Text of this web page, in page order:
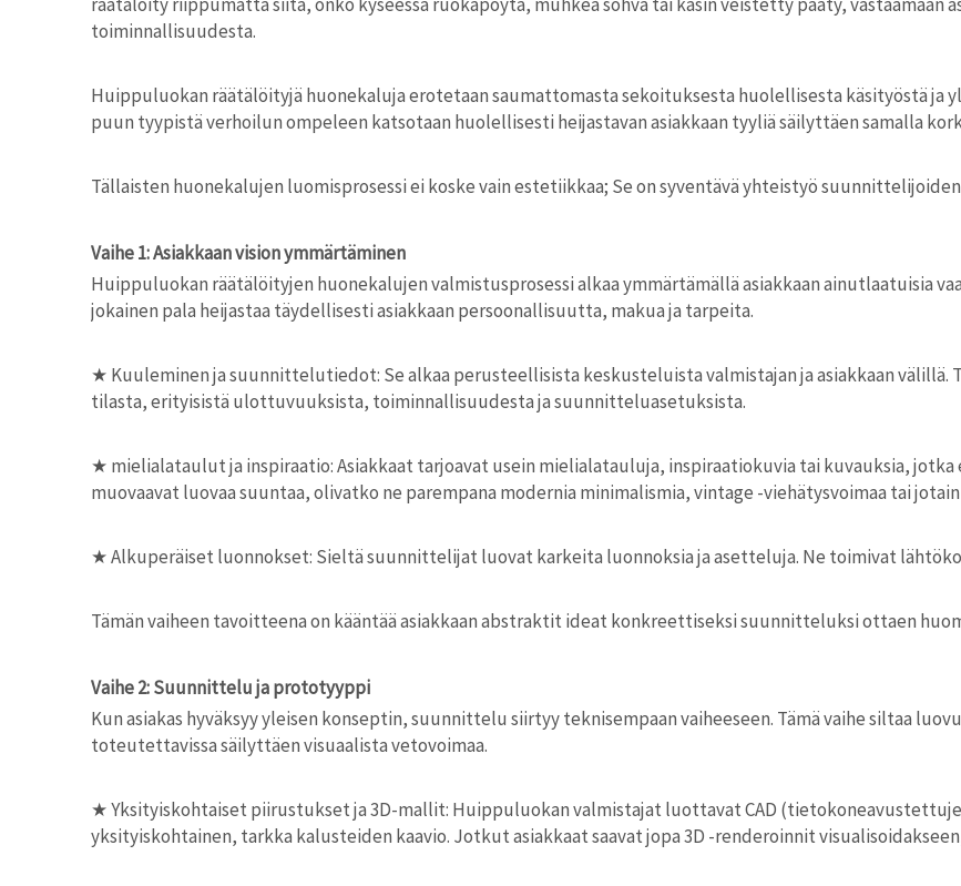
toiminnallisuudesta.
Huippuluokan räätälöityjä huonekaluja erotetaan saumattomasta sekoituksesta huolellisesta käsityöstä ja
puun tyypistä verhoilun ompeleen katsotaan huolellisesti heijastavan asiakkaan tyyliä säilyttäen samalla
Tällaisten huonekalujen luomisprosessi ei koske vain estetiikkaa; Se on syventävä yhteistyö
Vaihe 1: Asiakkaan vision ymmärtäminen
Huippuluokan räätälöityjen huonekalujen valmistusprosessi alkaa ymmärtämällä asiakkaan ainutlaatuisia
jokainen pala heijastaa täydellisesti asiakkaan persoonallisuutta, makua ja tarpeita.
★ Kuuleminen ja suunnittelutiedot: Se alkaa perusteellisista keskusteluista valmistajan ja asiakkaan välillä.
tilasta, erityisistä ulottuvuuksista, toiminnallisuudesta ja suunnitteluasetuksista.
★ mielialataulut ja inspiraatio: Asiakkaat tarjoavat usein mielialatauluja, inspiraatiokuvia tai kuvauksia,
muovaavat luovaa suuntaa, olivatko ne parempana modernia minimalismia, vintage -viehätysvoimaa tai
★Alkuperäiset luonnokset: Sieltä suunnittelijat luovat karkeita luonnoksia ja asetteluja. Ne toimivat
Tämän vaiheen tavoitteena on kääntää asiakkaan abstraktit ideat konkreettiseksi suunnitteluksi ottaen
Vaihe 2: Suunnittelu ja prototyyppi
Kun asiakas hyväksyy yleisen konseptin, suunnittelu siirtyy teknisempaan vaiheeseen. Tämä vaihe siltaa
toteutettavissa säilyttäen visuaalista vetovoimaa.
★Yksityiskohtaiset piirustukset ja 3D-mallit: Huippuluokan valmistajat luottavat CAD
yksityiskohtainen, tarkka kalusteiden kaavio. Jotkut asiakkaat saavat jopa 3D -renderoinnit